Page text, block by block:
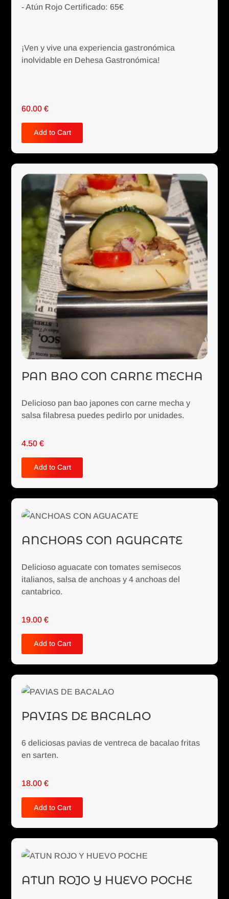
- Atún Rojo Certificado: 65€
¡Ven y vive una experiencia gastronómica
inolvidable en Dehesa Gastronómica!
60.00€
Add to Cart
PAN BAO CON CARNE MECHA
Delicioso pan bao japones con carne mecha y
salsa filabresa puedes pedirlo por unidades.
4.50€
Add to Cart
ANCHOAS CON AGUACATE
Delicioso aguacate con tomates semisecos
italianos, salsa de anchoas y 4 anchoas del
cantabrico.
19.00€
Add to Cart
PAVIAS DE BACALAO
6 deliciosas pavias de ventreca de bacalao fritas
en sarten.
18.00€
Add to Cart
ATUN ROJO Y HUEVO POCHE